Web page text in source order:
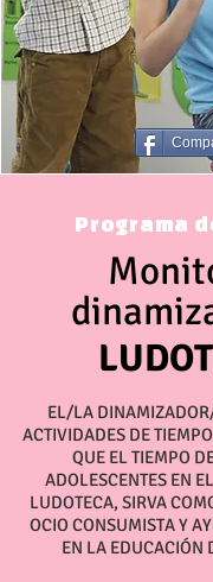
Programa
EL/LA
ACTIVIDADES DE
QUE EL TIEMPO
ADOLESCENTES EN
LUDOTECA, SIRVA
OCIO CONSUMISTA Y
EN LA EDUCACIÓN